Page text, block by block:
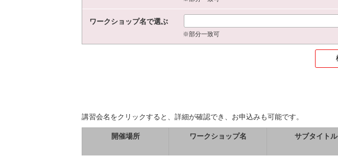
ワークショップ名で選ぶ
※部分一致可
講習会名をクリックすると、詳細が確認でき、お申込みも可能です。
開催場所 ワークショップ名 サブタイトル